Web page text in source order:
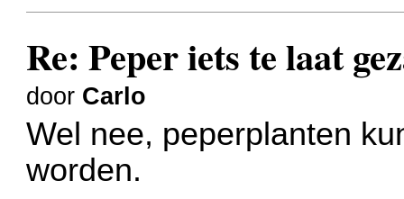
Re: Peper iets te laat
door Carlo
Wel nee, peperplanten
worden.